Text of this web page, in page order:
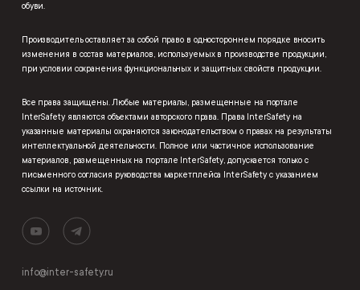
обуви.
Производитель оставляет за собой право в одностороннем порядке вносить
изменения в состав материалов, используемых в производстве продукции,
при условии сохранения функциональных и защитных свойств продукции.
Все права защищены. Любые материалы, размещенные на портале
InterSafety являются объектами авторского права. Права InterSafety на
указанные материалы охраняются законодательством о правах на результаты
интеллектуальной деятельности. Полное или частичное использование
материалов, размещенных на портале InterSafety, допускается только с
письменного согласия руководства маркетплейса InterSafety с указанием
ссылки на источник.
info@inter-safety.ru